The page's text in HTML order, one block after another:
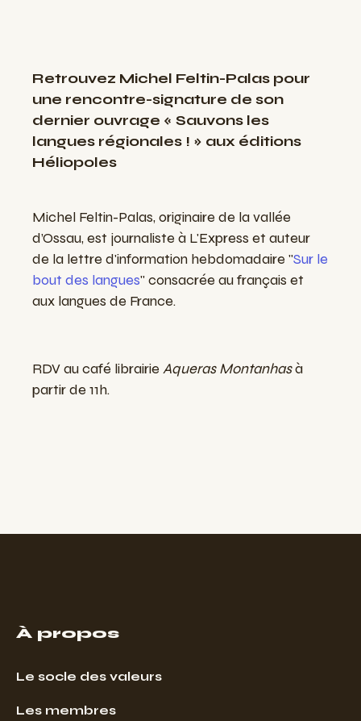
Retrouvez Michel Feltin-Palas pour
une rencontre-signature de son
dernier ouvrage « Sauvons les
langues régionales ! » aux éditions
Héliopoles
Michel Feltin-Palas, originaire de la vallée
d’Ossau, est journaliste à L'Express et auteur
de la lettre d'information hebdomadaire "Sur le
bout des langues" consacrée au français et
aux langues de France.
RDV au café librairie Aqueras Montanhasà
partir de 11h.
À propos
Le socle des valeurs
Les membres